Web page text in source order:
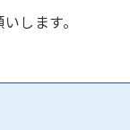
します。